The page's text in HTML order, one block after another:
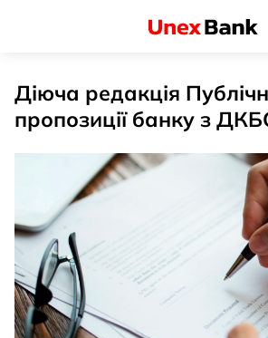
Діюча редакція
пропозиції банку з